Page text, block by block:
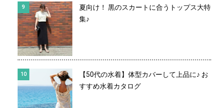
夏向け！ 黒のスカートに合うトップス大特
集♪
【50代の水着】体型カバーして上品に♪ お
すすめ水着カタログ